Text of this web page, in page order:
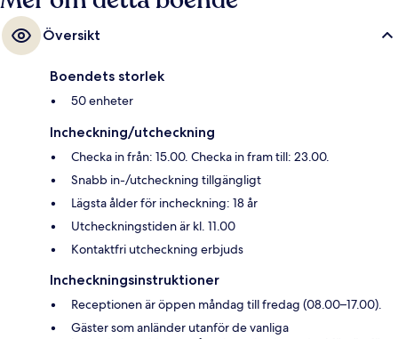
Översikt
Boendets storlek
50 enheter
Incheckning/utcheckning
Checka in från: 15.00. Checka in fram till: 23.00.
Snabb in-/utcheckning tillgängligt
Lägsta ålder för incheckning: 18 år
Utcheckningstiden är kl. 11.00
Kontaktfri utcheckning erbjuds
Incheckningsinstruktioner
Receptionen är öppen måndag till fredag (08.00–17.00).
Gäster som anländer utanför de vanliga